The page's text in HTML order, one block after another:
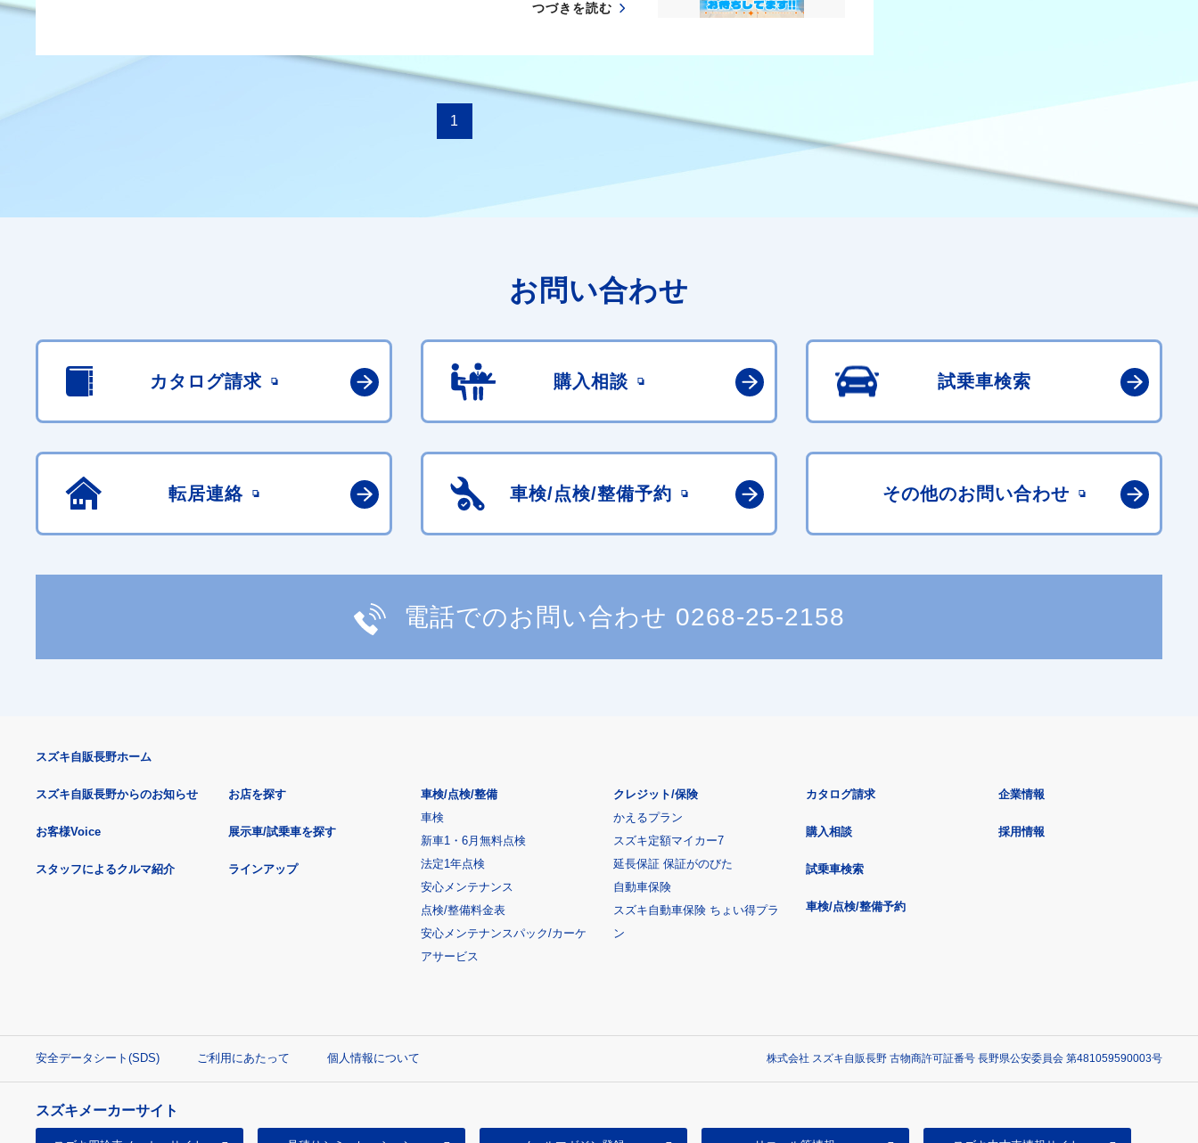
つづきを読む
1
お問い合わせ
カタログ請求 購入相談 試乗車検索
転居連絡 車検/点検/整備予約 その他のお問い合わせ
電話でのお問い合わせ 0268-25-2158
スズキ自販長野ホーム
スズキ自販長野からのお知らせ
お客様Voice
スタッフによるクルマ紹介
お店を探す
展示車/試乗車を探す
ラインアップ
車検/点検/整備
車検
新車1・6月無料点検
法定1年点検
安心メンテナンス
点検/整備料金表
安心メンテナンスパック/カーケ
アサービス
クレジット/保険
かえるプラン
スズキ定額マイカー7
延長保証 保証がのびた
自動車保険
スズキ自動車保険 ちょい得プラ
ン
カタログ請求
購入相談
試乗車検索
車検/点検/整備予約
企業情報
採用情報
安全データシート(SDS) ご利用にあたって 個人情報について 株式会社 スズキ自販長野 古物商許可証番号 長野県公安委員会 第481059590003号
スズキメーカーサイト